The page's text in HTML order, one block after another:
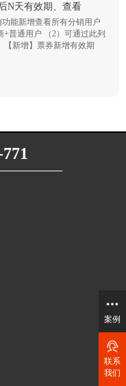
N天有效期、查看
能新增查看所有分销用户
普通用户 （2）可通过此列
【新增】票券新增有效期
案例
联系
我们